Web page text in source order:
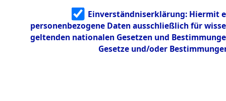
Identifizierun
5.3.3
Todesmärsch
Einen Kommentar
(101106230)
Einverständniserklärung: Hiermit
personenbezogene Daten ausschließlich für
geltenden nationalen Gesetzen und
Gesetze und/oder